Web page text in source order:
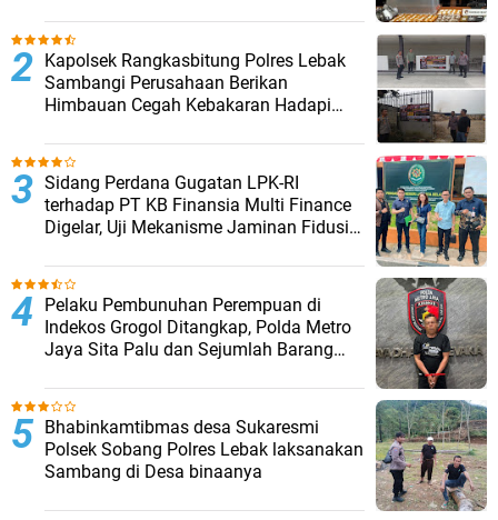
Kapolsek Rangkasbitung Polres Lebak
Sambangi Perusahaan Berikan
Himbauan Cegah Kebakaran Hadapi
Sidang Perdana Gugatan LPK-RI
terhadap PT KB Finansia Multi Finance
Digelar, Uji Mekanisme Jaminan Fidusia
Pelaku Pembunuhan Perempuan di
Indekos Grogol Ditangkap, Polda Metro
Jaya Sita Palu dan Sejumlah Barang
Bhabinkamtibmas desa Sukaresmi
Polsek Sobang Polres Lebak laksanakan
Sambang di Desa binaanya